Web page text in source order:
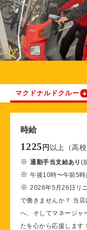
マクドナルドクルー
時給
1225 円 以上（高校
※通勤手当支給あり (
※午後10時〜午前5
※2026年5月26日リ
で働きませんか？ 当
へ、そしてマネージャ
たを心から応援します